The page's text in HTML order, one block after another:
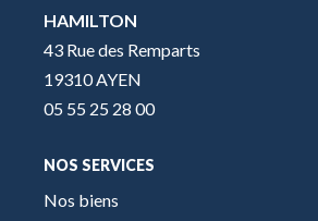
HAMILTON
43 Rue des Remparts
19310 AYEN
05 55 25 28 00
NOS SERVICES
Nos biens